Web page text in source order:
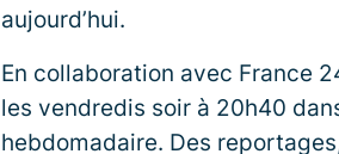
aujourd’hui.
En collaboration avec France
les vendredis soir à 20h40
hebdomadaire. Des